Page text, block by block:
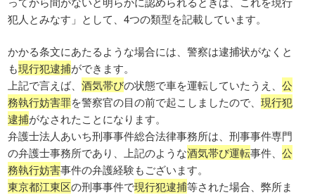
犯人とみなす」として、4つの類型を記載しています。
かかる条文にあたるような場合には、警察は逮捕状がなくと
も現行犯逮捕ができます。
上記で言えば、酒気帯びの状態で車を運転していたうえ、公
務執行妨害罪を警察官の目の前で起こしましたので、現行犯
逮捕がなされたことになります。
弁護士法人あいち刑事事件総合法律事務所は、刑事事件専門
の弁護士事務所であり、上記のような酒気帯び運転事件、公
務執行妨害事件の弁護経験もございます。
東京都江東区の刑事事件で現行犯逮捕等された場合、弊所ま